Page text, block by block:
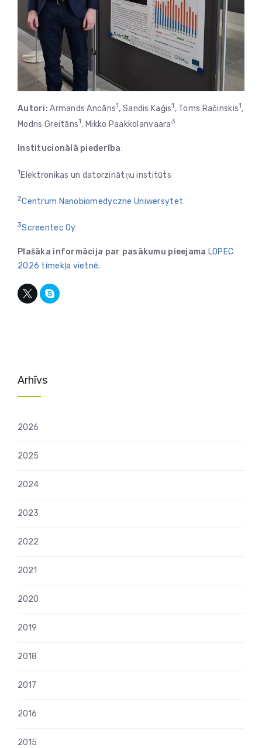
Autori: Armands Ancāns1, Sandis Kaģis1 , Toms Račinskis1,
Modris Greitāns1, Mikko Paakkolanvaara3
Institucionālā piederība:
1Elektronikas un datorzinātņu institūts
2Centrum Nanobiomedyczne Uniwersytet
3Screentec Oy
Plašāka informācija par pasākumu pieejama LOPEC
2026 tīmekļa vietnē.
Arhīvs
2026
2025
2024
2023
2022
2021
2020
2019
2018
2017
2016
2015